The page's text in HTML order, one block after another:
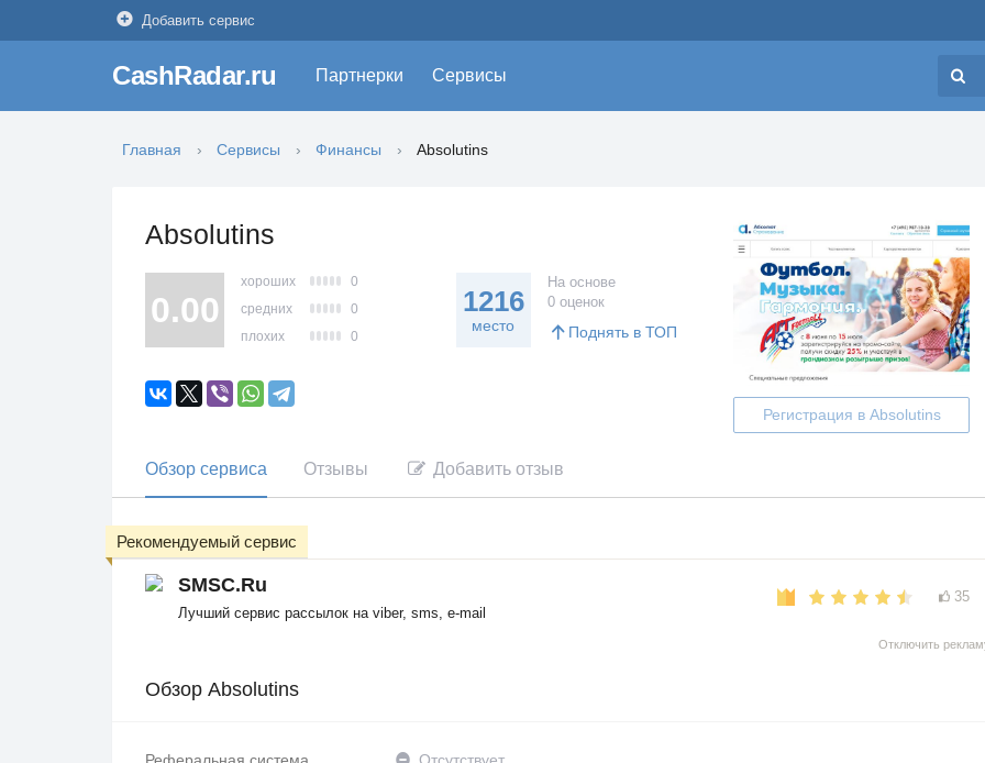
Добавить сервис
CashRadar.ru Партнерки Сервисы
Главная Сервисы Финансы Absolutins
Absolutins
Регистрация в Absolutins
0.00
хороших
0
средних
0
плохих
0
1216
место
На основе
0 оценок
Поднять в ТОП
Обзор сервиса Отзывы Добавить отзыв
SMSC.Ru
Лучший сервис рассылок на viber, sms, e-mail
35
Рекомендуемый сервис
Отключить
Обзор Absolutins
Реферальная система Отсутствует